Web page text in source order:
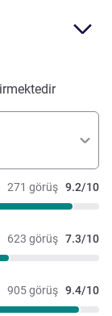
271 görüş 9.2/10
623 görüş 7.3/10
905 görüş 9.4/10